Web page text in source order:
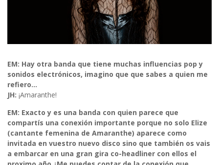
EM: Hay otra banda que tiene muchas influencias pop y
sonidos electrónicos, imagino que que sabes a quien me
refiero…
JH: ¡Amaranthe!
EM: Exacto y es una banda con quien parece que
compartís una conexión importante porque no solo Elize
(cantante femenina de Amaranthe) aparece como
invitada en vuestro nuevo disco sino que también os vais
a embarcar en una gran gira co-headliner con ellos el